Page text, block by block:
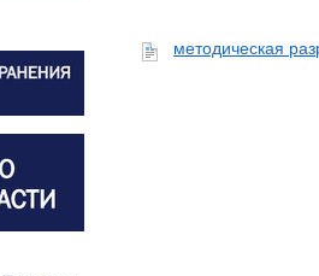
методическая